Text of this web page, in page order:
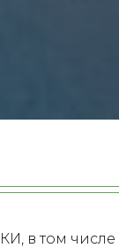
в том числе